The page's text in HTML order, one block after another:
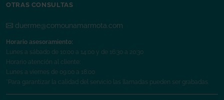
OTRAS CONSULTAS
duerme@comounamarmota.com
Horario asesoramiento:
Lunes a sábado de 10:00 a 14:00 y de 16:30 a 20:30
Horario atención al cliente:
Lunes a viernes de 09:00 a 18:00
*Para garantizar la calidad del servicio las llamadas pueden ser grabadas.